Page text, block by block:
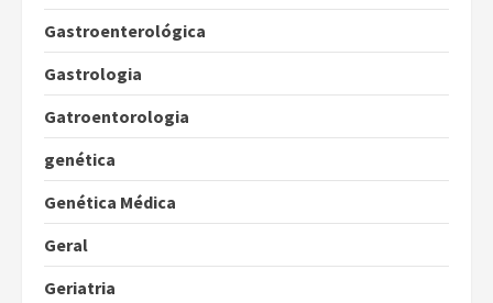
Gastroenterológica
Gastrologia
Gatroentorologia
genética
Genética Médica
Geral
Geriatria